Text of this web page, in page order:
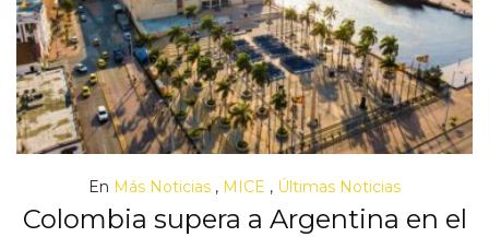
En Más Noticias , MICE , Últimas Noticias
Colombia supera a Argentina en el